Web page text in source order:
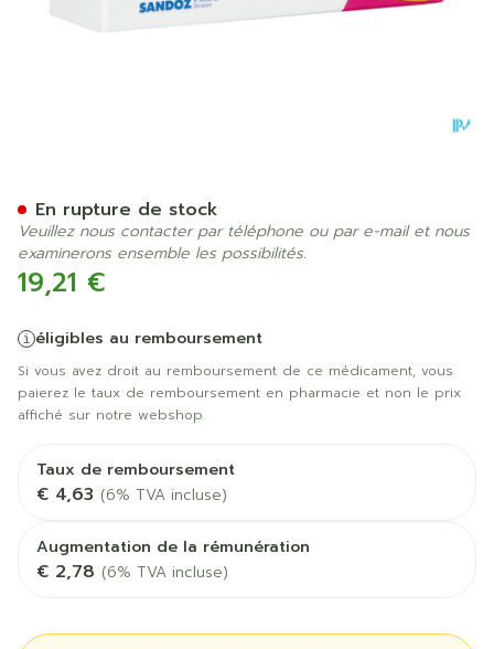
19,21 €
éligibles au remboursement
Si vous avez droit au remboursement de ce médicament, vous
paierez le taux de remboursement en pharmacie et non le prix
affiché sur notre webshop.
Taux de remboursement
€ 4,63 (6% TVA incluse)
Augmentation de la rémunération
€ 2,78 (6% TVA incluse)
En rupture de stock
Veuillez nous contacter par téléphone ou par e-mail et nous
examinerons ensemble les possibilités.